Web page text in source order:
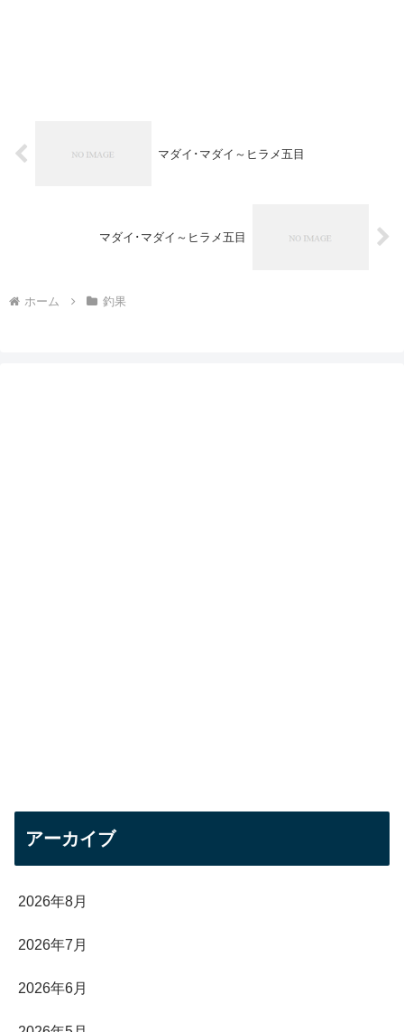
マダイ･マダイ～ヒラメ五目
マダイ･マダイ～ヒラメ五目
ホーム 釣果
アーカイブ
2026年8月
2026年7月
2026年6月